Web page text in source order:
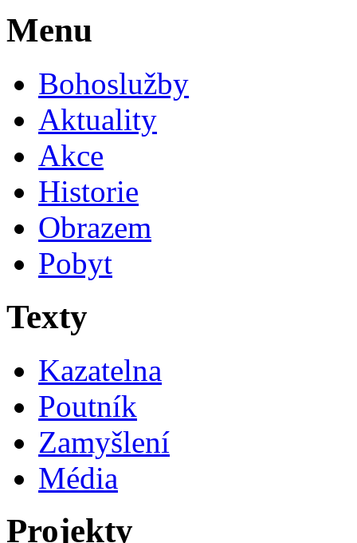
Menu
Bohoslužby
Aktuality
Akce
Historie
Obrazem
Pobyt
Texty
Kazatelna
Poutník
Zamyšlení
Média
Projekty